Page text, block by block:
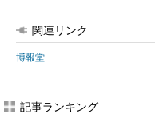
関連リンク
博報堂
記事ランキング